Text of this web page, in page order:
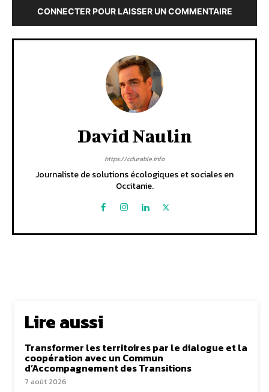
CONNECTER POUR LAISSER UN COMMENTAIRE
David Naulin
https://cdurable.info
Journaliste de solutions écologiques et sociales en
Occitanie.
Lire aussi
Transformer les territoires par le dialogue et la
coopération avec un Commun
d’Accompagnement des Transitions
7 août 2026